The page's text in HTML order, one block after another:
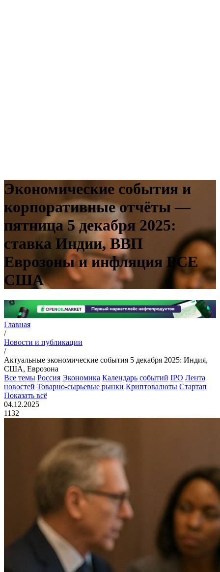
Экономические события и
корпоративные отчёты —
пятница 5 декабря 2025:
ставка Индии, ВВП
Еврозоны и инфляция PCE
США
Главная
/
Новости и публикации
/
Актуальные экономические события 5 декабря 2025: Индия,
США, Еврозона
Все темы Россия Экономика Календарь событий IPO Лента
новостей Товарно-сырьевые рынки Криптовалюты Стартап
Показать всё
04.12.2025
1132